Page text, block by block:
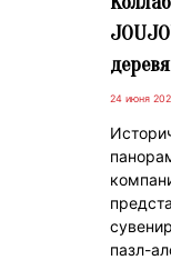
24 июня